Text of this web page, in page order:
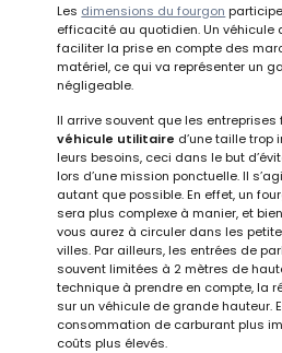
Les dimensions du fourgon
efficacité au quotidien. Un
faciliter la prise en compte des
matériel, ce qui va représenter un
négligeable.
Il arrive souvent que les
véhicule utilitaire d’une taille trop
leurs besoins, ceci dans le but
lors d’une mission ponctuelle. Il
autant que possible. En effet, un
sera plus complexe à manier, et
vous aurez à circuler dans les
villes. Par ailleurs, les entrées de
souvent limitées à 2 mètres de
technique à prendre en compte, la
sur un véhicule de grande hauteur.
consommation de carburant plus
coûts plus élevés.